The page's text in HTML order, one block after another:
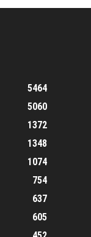
5464
5060
1372
1348
1074
754
637
605